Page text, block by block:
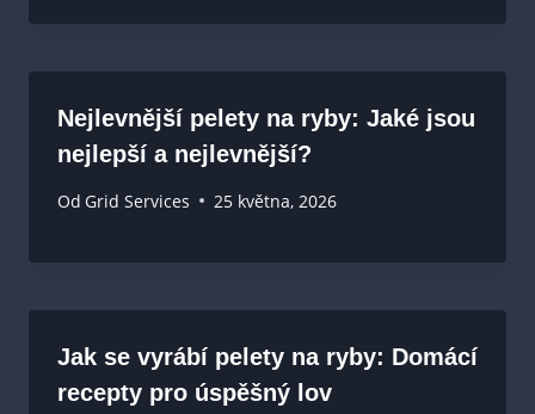
Nejlevnější pelety na ryby: Jaké jsou
nejlepší a nejlevnější?
Od Grid Services 25 května, 2026
Jak se vyrábí pelety na ryby: Domácí
recepty pro úspěšný lov